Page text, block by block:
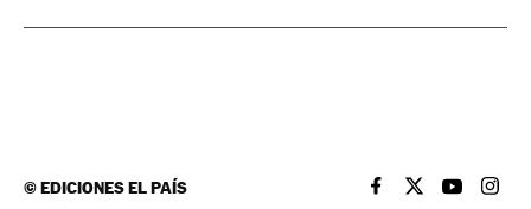
©EDICIONES EL PAÍS EL PAÍS BRASIL EN
EL PAÍSEL PAÍS
EL